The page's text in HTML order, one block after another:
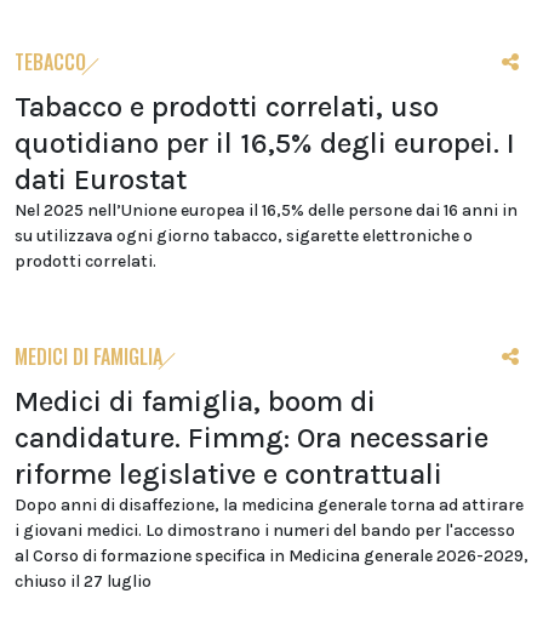
TEBACCO
Tabacco e prodotti correlati, uso
quotidiano per il 16,5% degli europei. I
dati Eurostat
Nel 2025 nell’Unione europea il 16,5% delle persone dai 16 anni in
su utilizzava ogni giorno tabacco, sigarette elettroniche o
prodotti correlati.
MEDICI DI FAMIGLIA
Medici di famiglia, boom di
candidature. Fimmg: Ora necessarie
riforme legislative e contrattuali
Dopo anni di disaffezione, la medicina generale torna ad attirare
i giovani medici. Lo dimostrano i numeri del bando per l'accesso
al Corso di formazione specifica in Medicina generale 2026-2029,
chiuso il 27 luglio